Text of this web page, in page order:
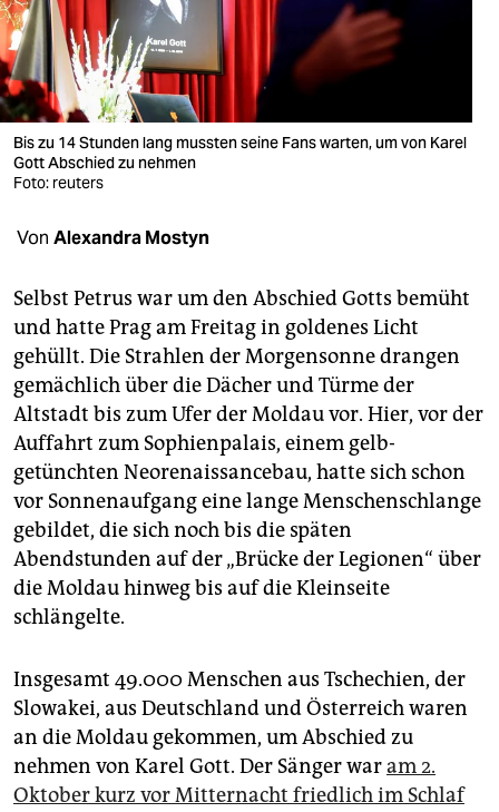
wahrheit
verlag
verlag
veranstaltungen
unterstützen
abo
genossenschaft
epaper login
Bis zu 14 Stunden lang mussten seine Fans warten, um von Karel
Gott Abschied zu nehmen
Foto: reuters
Von Alexandra Mostyn
Selbst Petrus war um den Abschied Gotts bemüht
und hatte Prag am Freitag in goldenes Licht
gehüllt. Die Strahlen der Morgensonne drangen
gemächlich über die Dächer und Türme der
Altstadt bis zum Ufer der Moldau vor. Hier, vor der
Auffahrt zum Sophienpalais, einem gelb-
getünchten Neorenaissancebau, hatte sich schon
vor Sonnenaufgang eine lange Menschenschlange
gebildet, die sich noch bis die späten
Abendstunden auf der „Brücke der Legionen“ über
die Moldau hinweg bis auf die Kleinseite
schlängelte.
Insgesamt 49.000 Menschen aus Tschechien, der
Slowakei, aus Deutschland und Österreich waren
an die Moldau gekommen, um Abschied zu
nehmen von Karel Gott. Der Sänger waram 2.
Oktober kurz vor Mitternacht friedlich im Schlaf